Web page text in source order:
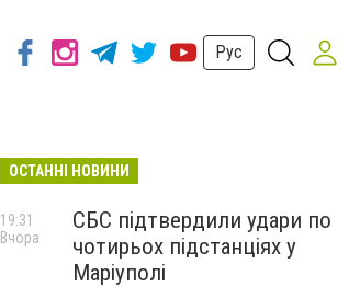
Рус
ОСТАННІ НОВИНИ
СБС підтвердили удари по
чотирьох підстанціях у
Маріуполі
19:31
Вчора